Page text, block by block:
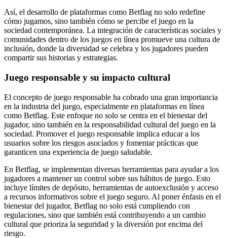
Así, el desarrollo de plataformas como Betflag no solo redefine
cómo jugamos, sino también cómo se percibe el juego en la
sociedad contemporánea. La integración de características sociales y
comunidades dentro de los juegos en línea promueve una cultura de
inclusión, donde la diversidad se celebra y los jugadores pueden
compartir sus historias y estrategias.
Juego responsable y su impacto cultural
El concepto de juego responsable ha cobrado una gran importancia
en la industria del juego, especialmente en plataformas en línea
como Betflag. Este enfoque no solo se centra en el bienestar del
jugador, sino también en la responsabilidad cultural del juego en la
sociedad. Promover el juego responsable implica educar a los
usuarios sobre los riesgos asociados y fomentar prácticas que
garanticen una experiencia de juego saludable.
En Betflag, se implementan diversas herramientas para ayudar a los
jugadores a mantener un control sobre sus hábitos de juego. Esto
incluye límites de depósito, herramientas de autoexclusión y acceso
a recursos informativos sobre el juego seguro. Al poner énfasis en el
bienestar del jugador, Betflag no solo está cumpliendo con
regulaciones, sino que también está contribuyendo a un cambio
cultural que prioriza la seguridad y la diversión por encima del
riesgo.